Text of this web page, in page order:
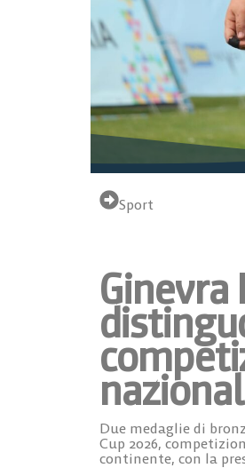
Sport
Ginevra
Due medaglie di
Cup 2026,
continente, con la